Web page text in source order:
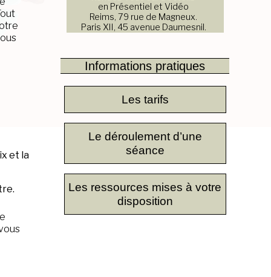
et la
en Présentiel et Vidéo
Reims, 79 rue de Magneux.
Paris XII, 45 avenue Daumesnil.
Informations pratiques
Les tarifs
Le déroulement d’une
séance
Les ressources mises à votre
disposition